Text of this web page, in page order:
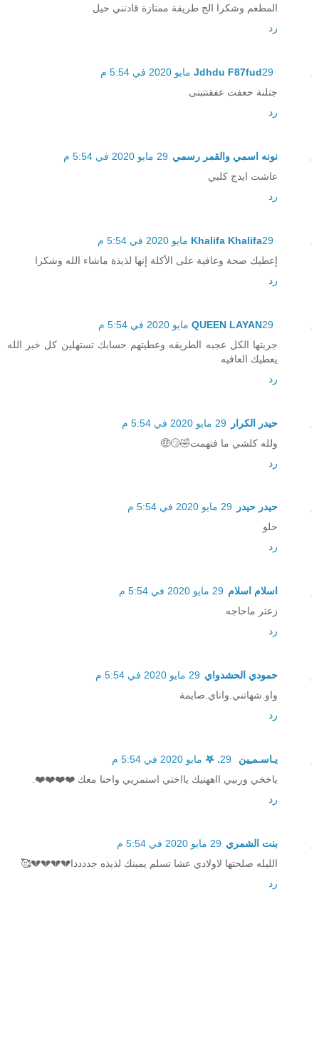
المطعم وشكرا الج طريقة ممتازة قادتني حيل
رد
Jdhdu F87fud29 مايو 2020 في 5:54 م
جتلنة حعفت عفقنتبنى
رد
نونه اسمي والقمر رسمي 29 مايو 2020 في 5:54 م
عاشت ايدج كلبي
رد
Khalifa Khalifa29 مايو 2020 في 5:54 م
إعطيك صحة وعافية على الأكلة إنها لذيذة ماشاء الله وشكرا
رد
QUEEN LAYAN29 مايو 2020 في 5:54 م
جربتها الكل عجبه الطريقه وعطيتهم حسابك تستهلين كل خير الله
يعطيك العافيه
رد
حيدر الكرار
29 مايو 2020 في 5:54 م
ولله كلشي ما فتهمت🤣😏🤑
رد
حيدر حيدر
29 مايو 2020 في 5:54 م
حلو
رد
اسلام اسلام 29 مايو 2020 في 5:54 م
زعتر ماحاجه
رد
حمودي الحشدواي 29 مايو 2020 في 5:54 م
واو.شهاتني.واناي.صايمة
رد
يـاسـمـِين 𖤐 .
29 مايو 2020 في 5:54 م
ياخخي وربيي ااههنيك يااختي استمريي واحنا معك ❤️❤️❤️❤️.
رد
بنت الشمري 29 مايو 2020 في 5:54 م
الليله صلحتها لاولادي عشا تسلم يمينك لذيذه جددددا💔💔💔💔🥰
رد